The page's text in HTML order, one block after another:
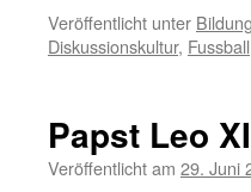
Veröffentlicht unter Bildung
Diskussionskultur, Fussball
Papst Leo
Veröffentlicht am 29. Juni